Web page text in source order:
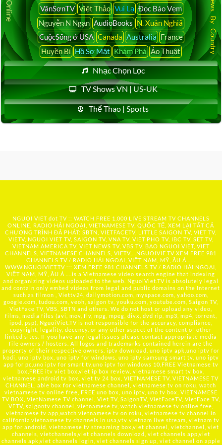
VânSơnTV Việt Thảo Vui Lạ Đọc Báo Vẹm
Nguyễn N Ngạn AudioBooks N. Xuân Nghiã
CuộcSống ở USA Canada Australia France
Huyền Bí Hồ Sơ Mật Khám Phá Ảo Thuật
Nhạc Chọn Lọc
TV Shows VN | US-UK
Thể Thao | Sports
NGUOI VIET dot TV :: WATCH FREE 1,000 LIVE STREAM TV CHANNELS
ONLINE, RADIO HẢI NGOẠI, VIETNAMESE TV, QUỐC TẾ, XEM LẠI TẤT CẢ
CHƯƠNG TRÌNH ĐÃ PHÁT: SBTN, VIETFACETV, LITTLE SAIGON TV, VIET TV,
VIETV, NGUOI VIET TV, SAIGON TV, VNA TV, VIET PHO TV, IBC TV, SET TV,
VIETNAM AMERICA TV, VIET NEWS TV, VBS TV, BAO NGUOI VIET, VIET
CHANNELS, VIETNAMESE CHANNELS, VIETV,... NGUOIVIE.TV XEM FREE 981
CHANNELS TV / RADIO HẢI NGOẠI, VIỆT NAM, MỸ, ÂU Á …..
WWW.NGUOIVIET.TV ::: XEM FREE 981 CHANNELS TV / RADIO HẢI NGOẠI,
VIỆT NAM, MỸ, ÂU Á ….is a Vietnamese video search engine that indexing
and organizing videos uploaded to the web. NguoiViet.TV is absolutely legal
and contain only embed videos from legal and public domains on the Internet
such as filmon , Viettv24, dailymotion.com, myspace.com, yahoo.com,
google.com, tudou.com, veoh, saigon tv, youku.com, youtube.com, Saigon TV,
VietFace TV, VBS, SBTN and others. We do not host or upload any video,
films, media files (avi, mov, flv, mpg, mpeg, divx, dvd rip, mp3, mp4, torrent,
ipod, psp), NguoiViet.TV is not responsible for the accuracy, compliance,
copyright, legality, decency, or any other aspect of the content of other
linked sites. If you have any legal issues please contact appropriate media
file owners / hosters. All logos and trademarks contained herein are the
property of their respective owners. iptv download, uno iptv apk,uno iptv for
kodi, uno iptv box, uno iptv for windows, uno iptv samsung smart tv, uno iptv
app for pc,uno iptv for smart tv,uno iptv for windows 10,FREE Vietnamese tv
box,FREE itv viet box,viet ip box review, vietnamese smart tv box,
vietnamese android tv box, viet tv 24 box, VIETNAMESE TV, VIETNAMESE TV
CHANNEL, able box for vietnamese channel, vietnamese tv on roku, watch
vietnamese tv online free, FREE uno box, uno iptv, uno tv box, VIETNAMESE
TV BOX, VietNamese TV channel, Viet TV, SaigonTV, VietFaceTV, VietFace TV,
VFTV, saigontv channel, vietnamese tv, watch vietnamese tv online free,
vietnamese tv app,watch vietnamese tv on roku, vietnamese tv channel in
california,vietnamese tv channels in usa,vtv vietnam live stream, vietnam tv
app for android, vietnamese tv streaming box,viet channel, vietchannel, viet
channels, vietchannels,viet channels download, viet channels app,viet
channels apk,viet channels login, viet channels sign up, viet channel on apple